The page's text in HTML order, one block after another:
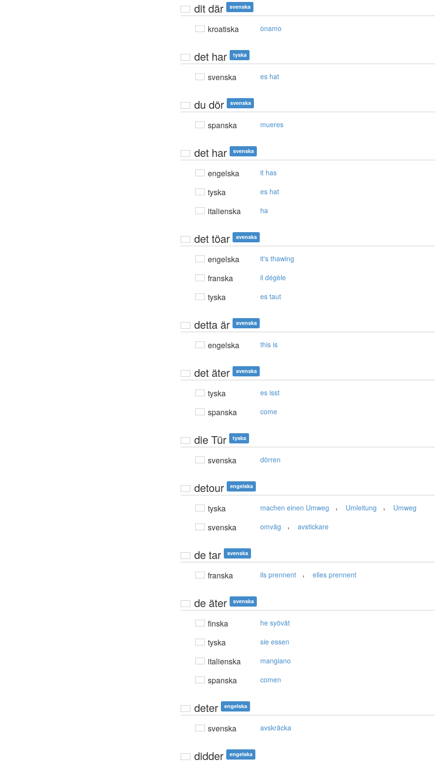
dit där svenska
kroatiska ònamo
det har tyska
svenska es hat
du dör svenska
spanska mueres
det har svenska
engelska it has
tyska es hat
italienska ha
det töar svenska
engelska it's thawing
franska il dégèle
tyska es taut
detta är svenska
engelska this is
det äter svenska
tyska es isst
spanska come
die Tür tyska
svenska dörren
detour engelska
tyska machen einen Umweg , Umleitung , Umweg
svenska omväg , avstickare
de tar svenska
franska ils prennent , elles prennent
de äter svenska
finska he syövät
tyska sie essen
italienska mangiano
spanska comen
deter engelska
svenska avskräcka
didder engelska